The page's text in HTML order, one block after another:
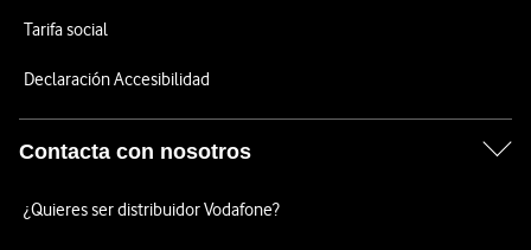
Tarifa social
Declaración Accesibilidad
Contacta con nosotros
¿Quieres ser distribuidor Vodafone?